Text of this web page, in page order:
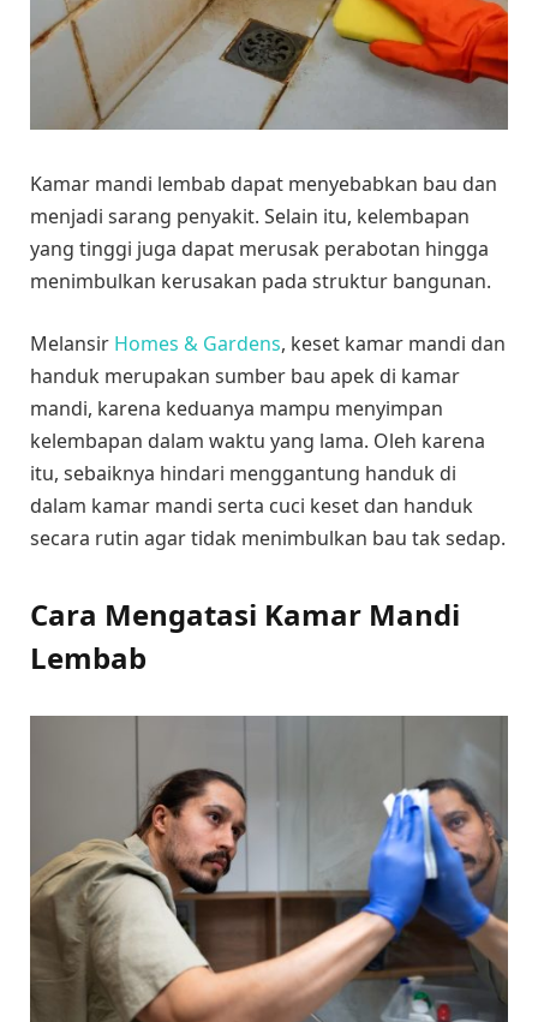
Kamar mandi lembab dapat menyebabkan bau dan
menjadi sarang penyakit. Selain itu, kelembapan
yang tinggi juga dapat merusak perabotan hingga
menimbulkan kerusakan pada struktur bangunan.
Melansir Homes & Gardens, keset kamar mandi dan
handuk merupakan sumber bau apek di kamar
mandi, karena keduanya mampu menyimpan
kelembapan dalam waktu yang lama. Oleh karena
itu, sebaiknya hindari menggantung handuk di
dalam kamar mandi serta cuci keset dan handuk
secara rutin agar tidak menimbulkan bau tak sedap.
Cara Mengatasi Kamar Mandi
Lembab